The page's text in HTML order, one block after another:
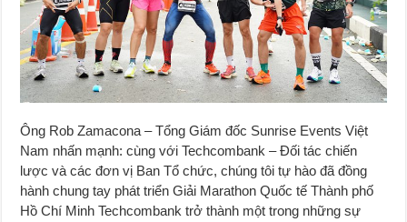
Ông Rob Zamacona – Tổng Giám đốc Sunrise Events Việt
Nam nhấn mạnh: cùng với Techcombank – Đối tác chiến
lược và các đơn vị Ban Tổ chức, chúng tôi tự hào đã đồng
hành chung tay phát triển Giải Marathon Quốc tế Thành phố
Hồ Chí Minh Techcombank trở thành một trong những sự